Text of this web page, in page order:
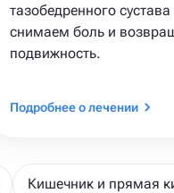
тазобедренного
снимаем боль и
подвижность.
Подробнее о лечении
Кишечник и прямая